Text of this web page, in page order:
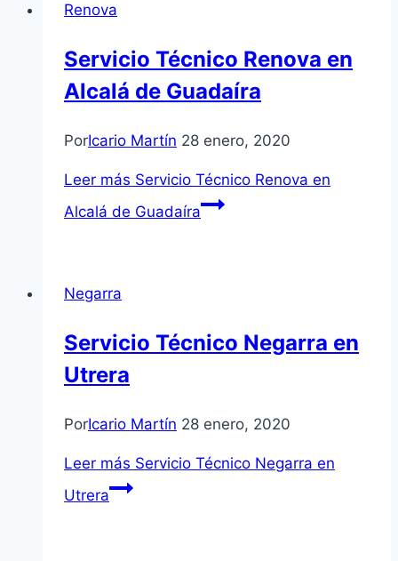
Renova
Servicio Técnico Renova en
Alcalá de Guadaíra
PorIcario Martín 28 enero, 2020
Leer más Servicio Técnico Renova en
Alcalá de Guadaíra
Negarra
Servicio Técnico Negarra en
Utrera
PorIcario Martín 28 enero, 2020
Leer más Servicio Técnico Negarra en
Utrera